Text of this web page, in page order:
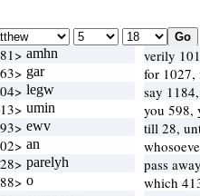
amhn
verily
gar
for
legw
say
umin
you 598,
ewv
till 28,
an
parelyh
pass
o
which